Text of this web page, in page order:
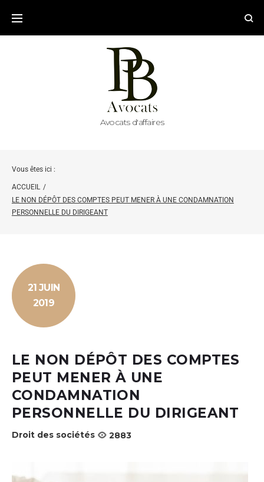
Avocats d'affaires
Vous êtes ici :
ACCUEIL /
LE NON DÉPÔT DES COMPTES PEUT MENER À UNE CONDAMNATION
PERSONNELLE DU DIRIGEANT
21 JUIN
2019
LE NON DÉPÔT DES COMPTES
PEUT MENER À UNE
CONDAMNATION
PERSONNELLE DU DIRIGEANT
Droit des sociétés 2883